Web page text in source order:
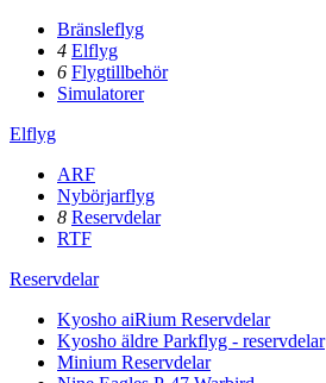
Bränsleflyg
4 Elflyg
6 Flygtillbehör
Simulatorer
Elflyg
ARF
Nybörjarflyg
8 Reservdelar
RTF
Reservdelar
Kyosho aiRium Reservdelar
Kyosho äldre Parkflyg - reservdelar
Minium Reservdelar